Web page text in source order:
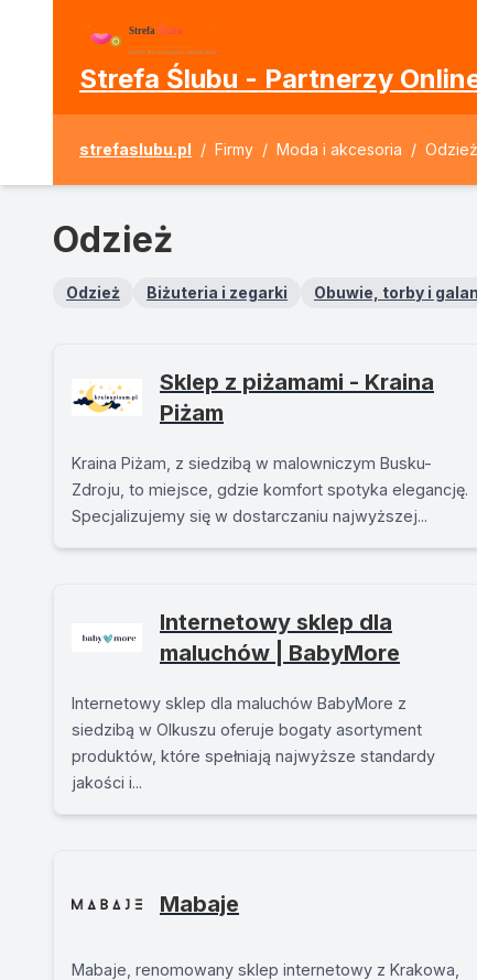
Strefa Ślubu - Partnerzy
strefaslubu.pl / Firmy / Moda i akcesoria / Odzież
Odzież
Odzież Biżuteria i zegarki Obuwie, torby i
Sklep z piżamami - Kraina
Piżam
Kraina Piżam, z siedzibą w malowniczym Busku-
Zdroju, to miejsce, gdzie komfort spotyka elegancję.
Specjalizujemy się w dostarczaniu najwyższej...
Internetowy sklep dla
maluchów | BabyMore
Internetowy sklep dla maluchów BabyMore z
siedzibą w Olkuszu oferuje bogaty asortyment
produktów, które spełniają najwyższe standardy
jakości i...
Mabaje
Mabaje, renomowany sklep internetowy z Krakowa,